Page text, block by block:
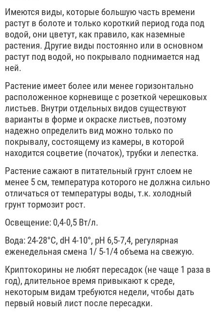
Имеются виды, которые большую часть времени
растут в болоте и только короткий период года под
водой, они цветут, как правило, как наземные
растения. Другие виды постоянно или в основном
растут под водой, но покрывало поднимается над
ней.
Растение имеет более или менее горизонтально
расположенное корневище с розеткой черешковых
листьев. Внутри отдельных видов существуют
варианты в форме и окраске листьев, поэтому
надежно определить вид можно только по
покрывалу, состоящему из камеры, в которой
находится соцветие (початок), трубки и лепестка.
Растение сажают в питательный грунт слоем не
менее 5 см, температура которого не должна сильно
отличаться от температуры воды, т.к. холодный
грунт тормозит рост.
Освещение: 0,4-0,5 Вт/л.
Вода: 24-28°С, dH 4-10°, рН 6,5-7,4, регулярная
еженедельная смена 1/ 5-1/4 объема на свежую.
Криптокорины не любят пересадок (не чаще 1 раза в
год), длительное время привыкают к среде,
некоторым видам требуются недели, чтобы дать
первый новый лист после пересадки.